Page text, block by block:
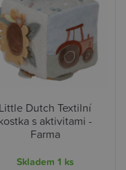
Little Dutch Textilní
s aktivitami -
Farma
Skladem 1 ks